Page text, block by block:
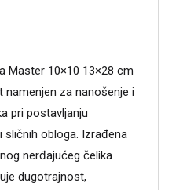
Master 10×10 13×28 cm
namenjen za nanošenje i
pri postavljanju
sličnih obloga. Izrađena
nerđajućeg čelika
dugotrajnost,